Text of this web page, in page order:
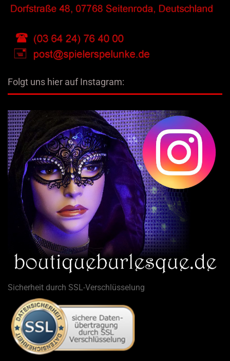
Folgt uns hier auf Instagram:
Sicherheit durch SSL-Verschlüsselung